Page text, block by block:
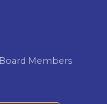
Board Members